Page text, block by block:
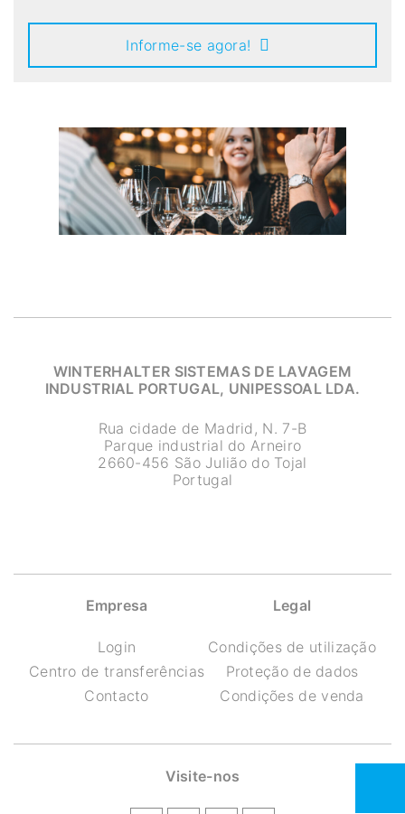
Informe-se agora!
WINTERHALTER SISTEMAS DE LAVAGEM
INDUSTRIAL PORTUGAL, UNIPESSOAL LDA.
Rua cidade de Madrid, N. 7-B
Parque industrial do Arneiro
2660-456 São Julião do Tojal
Portugal
Empresa
Login
Centro de transferências
Contacto
Legal
Condições de utilização
Proteção de dados
Condições de venda
Visite-nos